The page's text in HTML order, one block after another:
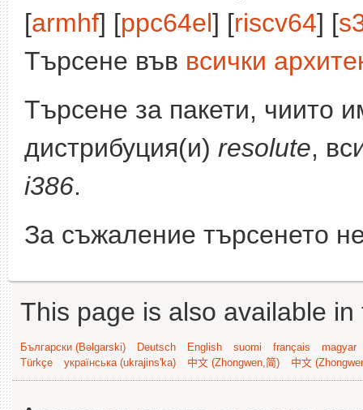
[armhf] [ppc64el] [riscv64] [
Търсене във всички
Търсене за пакети, чиито
дистрибуция(и) resolute,
i386.
За съжаление търсенето
This page is also available
Български (Bəlgarski) Deutsch English suomi français
magyar
Türkçe
українська (ukrajins'ka) 中文 (Zhongwen,简) 中文